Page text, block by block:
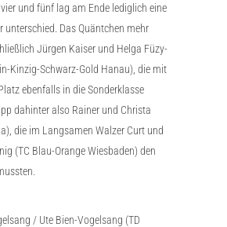
und fünf lag am Ende lediglich eine
unterschied. Das Quäntchen mehr
Jürgen Kaiser und Helga Füzy-
Kinzig-Schwarz-Gold Hanau), die mit
ebenfalls in die Sonderklasse
dahinter also Rainer und Christa
die im Langsamen Walzer Curt und
(TC Blau-Orange Wiesbaden) den
/ Ute Bien-Vogelsang (TD